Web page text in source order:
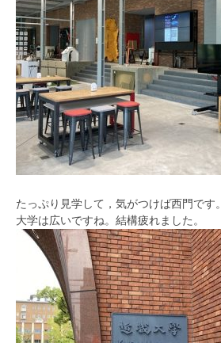
たっぷり見学して，気がつけば西門です。
大学は広いですね。結構疲れました。